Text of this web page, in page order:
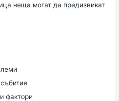
неща могат да предизвикат
фактори